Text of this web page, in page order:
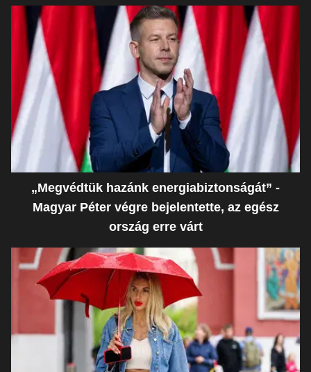
„Megvédtük hazánk energiabiztonságát” -
Magyar Péter végre bejelentette, az egész
ország erre várt